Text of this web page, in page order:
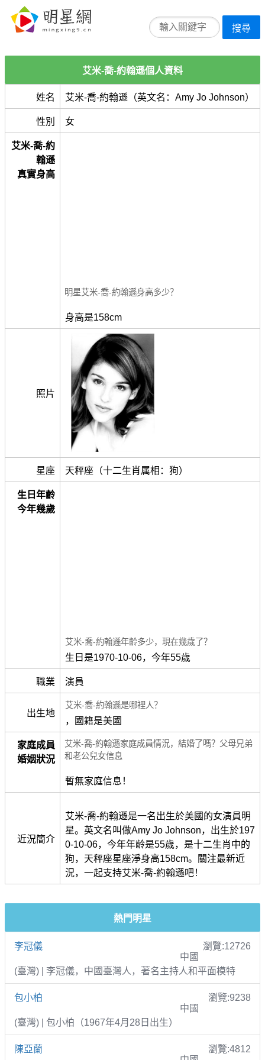
搜尋
艾米-喬-約翰遜個人資料
姓名 艾米-喬-約翰遜（英文名：Amy Jo Johnson）
性別 女
艾米-喬-約
翰遜
真實身高
明星艾米-喬-約翰遜身高多少？
身高是158cm
照片
星座 天秤座（十二生肖属相：狗）
生日年齡
今年幾歲
艾米-喬-約翰遜年齡多少，現在幾歲了？
生日是1970-10-06，今年55歲
職業 演員
出生地
艾米-喬-約翰遜是哪裡人？
，國籍是美國
家庭成員
婚姻狀況
艾米-喬-約翰遜家庭成員情況，結婚了嗎？父母兄弟
和老公兒女信息
暫無家庭信息！
近況簡介
艾米-喬-約翰遜是一名出生於美國的女演員明
星。英文名叫做Amy Jo Johnson，出生於197
0-10-06，今年年齡是55歲，是十二生肖中的
狗，天秤座星座淨身高158cm。關注最新近
況，一起支持艾米-喬-約翰遜吧！
熱門明星
李冠儀
瀏覽:12726
中國
(臺灣) | 李冠儀，中國臺灣人，著名主持人和平面模特
包小柏
瀏覽:9238
中國
(臺灣) | 包小柏（1967年4月28日出生）
陳亞蘭
瀏覽:4812